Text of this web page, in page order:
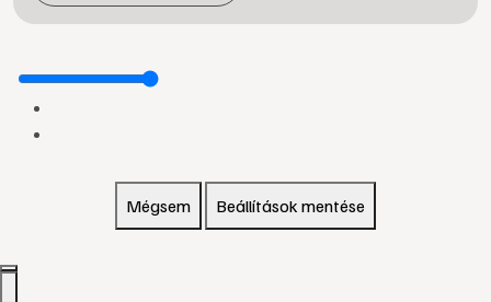
Mégsem Beállítások mentése